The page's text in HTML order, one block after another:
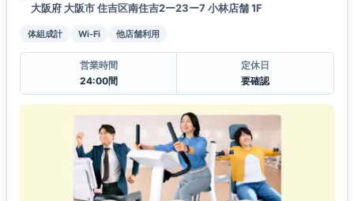
大阪府 大阪市 住吉区南住吉2ー23ー7 小林店舗 1F
体組成計 Wi-Fi 他店舗利用
営業時間
24:00間
定休日
要確認